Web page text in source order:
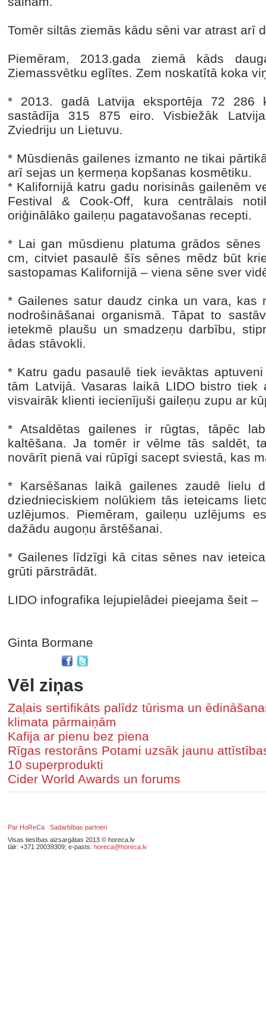
Tomēr siltās ziemās kādu sēni var atrast arī
Piemēram, 2013.gada ziemā kāds
Ziemassvētku eglītes. Zem noskatītā koka
* 2013. gadā Latvija eksportēja 72 286
sastādīja 315 875 eiro. Visbiežāk
Zviedriju un Lietuvu.
* Mūsdienās gailenes izmanto ne tikai
arī sejas un ķermeņa kopšanas kosmētiku.
* Kalifornijā katru gadu norisinās gailenēm
Festival & Cook-Off, kura centrālais
oriģinālāko gaileņu pagatavošanas recepti.
* Lai gan mūsdienu platuma grādos
cm, citviet pasaulē šīs sēnes mēdz būt
sastopamas Kalifornijā – viena sēne sver
* Gailenes satur daudz cinka un vara, kas
nodrošināšanai organismā. Tāpat to
ietekmē plaušu un smadzeņu darbību,
ādas stāvokli.
* Katru gadu pasaulē tiek ievāktas
tām Latvijā. Vasaras laikā LIDO bistro
visvairāk klienti iecienījuši gaileņu zupu ar
* Atsaldētas gailenes ir rūgtas, tāpēc
kaltēšana. Ja tomēr ir vēlme tās saldēt,
novārīt pienā vai rūpīgi sacept sviestā, kas
* Karsēšanas laikā gailenes zaudē lielu
dziednieciskiem nolūkiem tās ieteicams
uzlējumos. Piemēram, gaileņu uzlējums
dažādu augoņu ārstēšanai.
* Gailenes līdzīgi kā citas sēnes nav
grūti pārstrādāt.
LIDO infografika lejupielādei pieejama šeit –
Ginta Bormane
Vēl ziņas
Zaļais sertifikāts palīdz tūrisma un
klimata pārmaiņām
Kafija ar pienu bez piena
Rīgas restorāns Potami uzsāk jaunu
10 superprodukti
Cider World Awards un forums
Par HoReCa
Sadarbības partneri
Visas tiesības aizsargātas 2013 © horeca.lv
tālr: +371 20039309; e-pasts: horeca@horeca.lv